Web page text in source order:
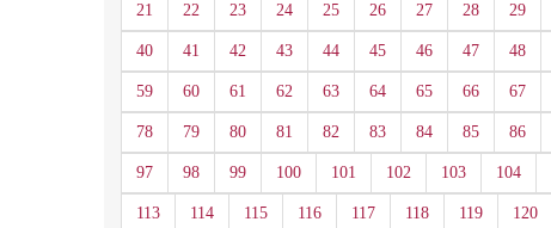
21 22 23 24 25 26 27 28 29
40 41 42 43 44 45 46 47 48
59 60 61 62 63 64 65 66 67
78 79 80 81 82 83 84 85 86
97 98 99 100 101 102 103 104
113 114 115 116 117 118 119 120